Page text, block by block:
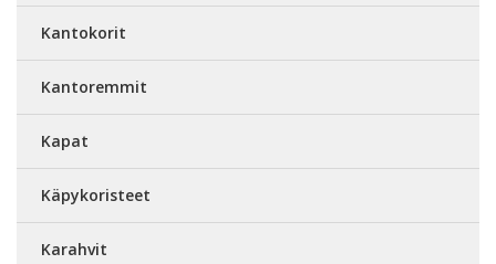
Kantokorit
Kantoremmit
Kapat
Käpykoristeet
Karahvit